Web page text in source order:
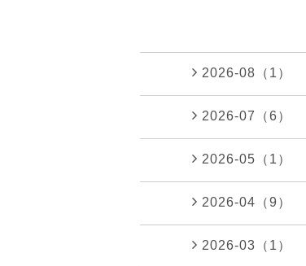
2026-08（1）
2026-07（6）
2026-05（1）
2026-04（9）
2026-03（1）